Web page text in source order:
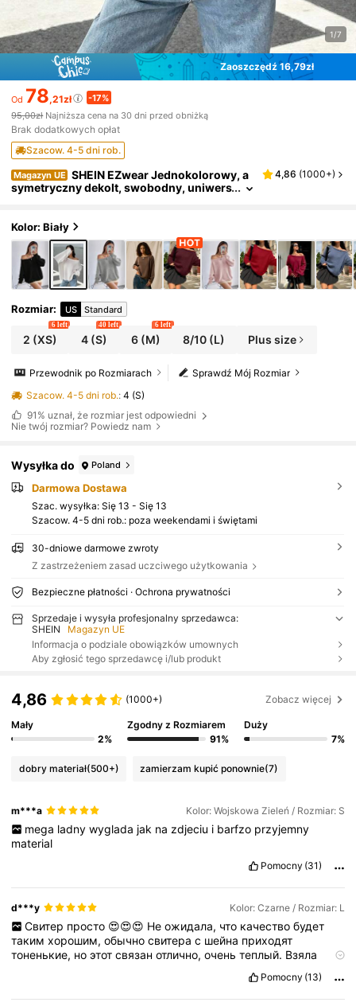
1/7
Zaoszczędź 16,79zł
Od 78,21zł
-17%
95,00zł Najniższa cena na 30 dni przed obniżką
Brak dodatkowych opłat
Szacow. 4-5 dni rob.
Magazyn UE SHEIN EZwear Jednokolorowy, a
symetryczny dekolt, swobodny, uniwers
4,86 (1000+)
Kolor: Biały
Rozmiar: US Standard
2 (XS)
6 left
4(S)
40 left
6(M)
6 left
8/10 (L) Plus size
Sprawdź Mój Rozmiar
Przewodnik po Rozmiarach
Szacow. 4-5 dni rob.:4 (S)
91% uznał, że rozmiar jest odpowiedni
Nie twój rozmiar? Powiedz nam
Wysyłka do Poland
Darmowa Dostawa
Szac. wysyłka: Się 13 - Się 13
Szacow. 4-5 dni rob.: poza weekendami i świętami
30-dniowe darmowe zwroty
Z zastrzeżeniem zasad uczciwego użytkowania
Bezpieczne płatności · Ochrona prywatności
Sprzedaje i wysyła profesjonalny sprzedawca:
SHEIN
Magazyn UE
Informacja o podziale obowiązków umownych
Aby zgłosić tego sprzedawcę i/lub produkt
4,86 (1000+) Zobacz więcej
Mały
2%
Zgodny z Rozmiarem
91%
Duży
7%
dobry materiał(500+) zamierzam kupić ponownie(7)
m***a Kolor: Wojskowa Zieleń / Rozmiar: S
mega ladny wyglada jak na zdjeciu i barfzo przyjemny
material
Pomocny (31)
d***y Kolor: Czarne / Rozmiar: L
Свитер просто 😍😍😍 Не ожидала, что качество будет
такимхорошим,обычносвитерас шейна приходят
тоненькие, ноэтотсвязанотлично,оченьтеплый. Взяла
Pomocny (13)